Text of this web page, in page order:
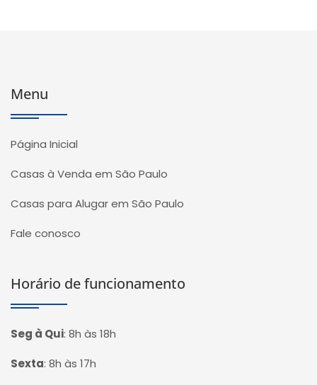
Menu
Página Inicial
Casas à Venda em São Paulo
Casas para Alugar em São Paulo
Fale conosco
Horário de funcionamento
Seg à Qui: 8h às 18h
Sexta: 8h às 17h